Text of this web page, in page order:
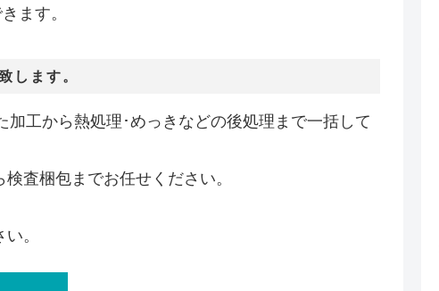
ます。
します。
工から熱処理･めっきなどの後処理まで一括して
査梱包までお任せください。
。